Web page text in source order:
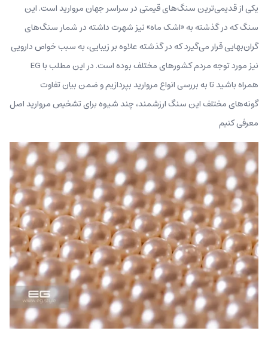
یکی از قدیمی‌ترین سنگ‌های قیمتی در سراسر جهان مروارید است. این
سنگ که در گذشته به «اشک ماه» نیز شهرت داشته در شمار سنگ‌های
گران‌بهایی قرار می‌گیرد که در گذشته علاوه بر زیبایی، به سبب خواص دارویی
نیز مورد توجه مردم کشورهای مختلف بوده است. در این مطلب با EG
همراه باشید تا به بررسی انواع مروارید بپردازیم و ضمن بیان تفاوت
گونه‌های مختلف این سنگ ارزشمند، چند شیوه برای تشخیص مروارید اصل
معرفی کنیم